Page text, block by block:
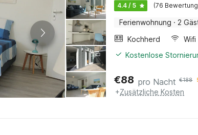
4.4 / 5 (76
Ferienwohnung · 2
Kochherd
Wifi
Kostenlose
€88 pro Nacht €188
+Zusätzliche Kosten